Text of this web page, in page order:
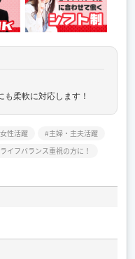
柔軟に対応します！
女性活躍
主婦・主夫活躍
イフバランス重視の方に！